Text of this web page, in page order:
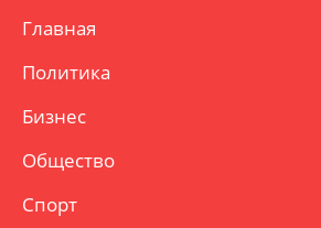
Главная
Политика
Бизнес
Общество
Спорт